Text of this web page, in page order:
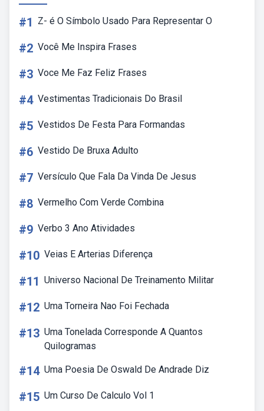
#1 Z- é O Símbolo Usado Para Representar O
#2 Você Me Inspira Frases
#3 Voce Me Faz Feliz Frases
#4 Vestimentas Tradicionais Do Brasil
#5 Vestidos De Festa Para Formandas
#6 Vestido De Bruxa Adulto
#7 Versículo Que Fala Da Vinda De Jesus
#8 Vermelho Com Verde Combina
#9 Verbo 3 Ano Atividades
#10 Veias E Arterias Diferença
#11 Universo Nacional De Treinamento Militar
#12 Uma Torneira Nao Foi Fechada
#13 Uma Tonelada Corresponde A Quantos
Quilogramas
#14 Uma Poesia De Oswald De Andrade Diz
#15 Um Curso De Calculo Vol 1